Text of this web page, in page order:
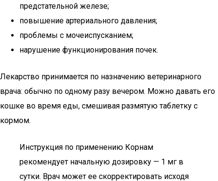
предстательной железе;
повышение артериального давления;
проблемы с мочеиспусканием;
нарушение функционирования почек.
Лекарство принимается по назначению ветеринарного
врача: обычно по одному разу вечером. Можно давать его
кошке во время еды, смешивая размятую таблетку с
кормом.
Инструкция по применению Корнам
рекомендует начальную дозировку — 1 мг в
сутки. Врач может ее скорректировать исходя